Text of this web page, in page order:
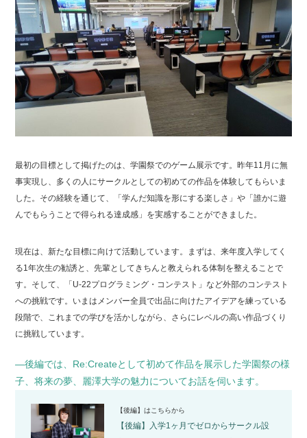
最初の目標として掲げたのは、学園祭でのゲーム展示です。昨年11月に無
事実現し、多くの人にサークルとしての初めての作品を体験してもらいま
した。その経験を通じて、「学んだ知識を形にする楽しさ」や「誰かに遊
んでもらうことで得られる達成感」を実感することができました。
現在は、新たな目標に向けて活動しています。まずは、来年度入学してく
る1年次生の勧誘と、先輩としてきちんと教えられる体制を整えることで
す。そして、「U-22プログラミング・コンテスト」など外部のコンテスト
への挑戦です。いまはメンバー全員で出品に向けたアイデアを練っている
段階で、これまでの学びを活かしながら、さらにレベルの高い作品づくり
に挑戦しています。
―後編では、Re:Createとして初めて作品を展示した学園祭の様
子、将来の夢、麗澤大学の魅力についてお話を伺います。
【後編】は こちらから
【後編】入学1ヶ月でゼロからサークル設